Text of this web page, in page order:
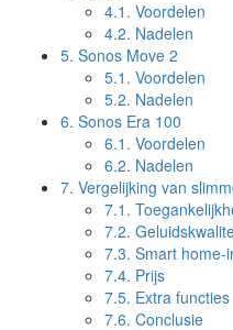
4.1. Voordelen
4.2. Nadelen
5. Sonos Move 2
5.1. Voordelen
5.2. Nadelen
6. Sonos Era 100
6.1. Voordelen
6.2. Nadelen
7. Vergelijking van
7.1.
7.2.
7.3. Smart home-
7.4. Prijs
7.5. Extra functies
7.6. Conclusie